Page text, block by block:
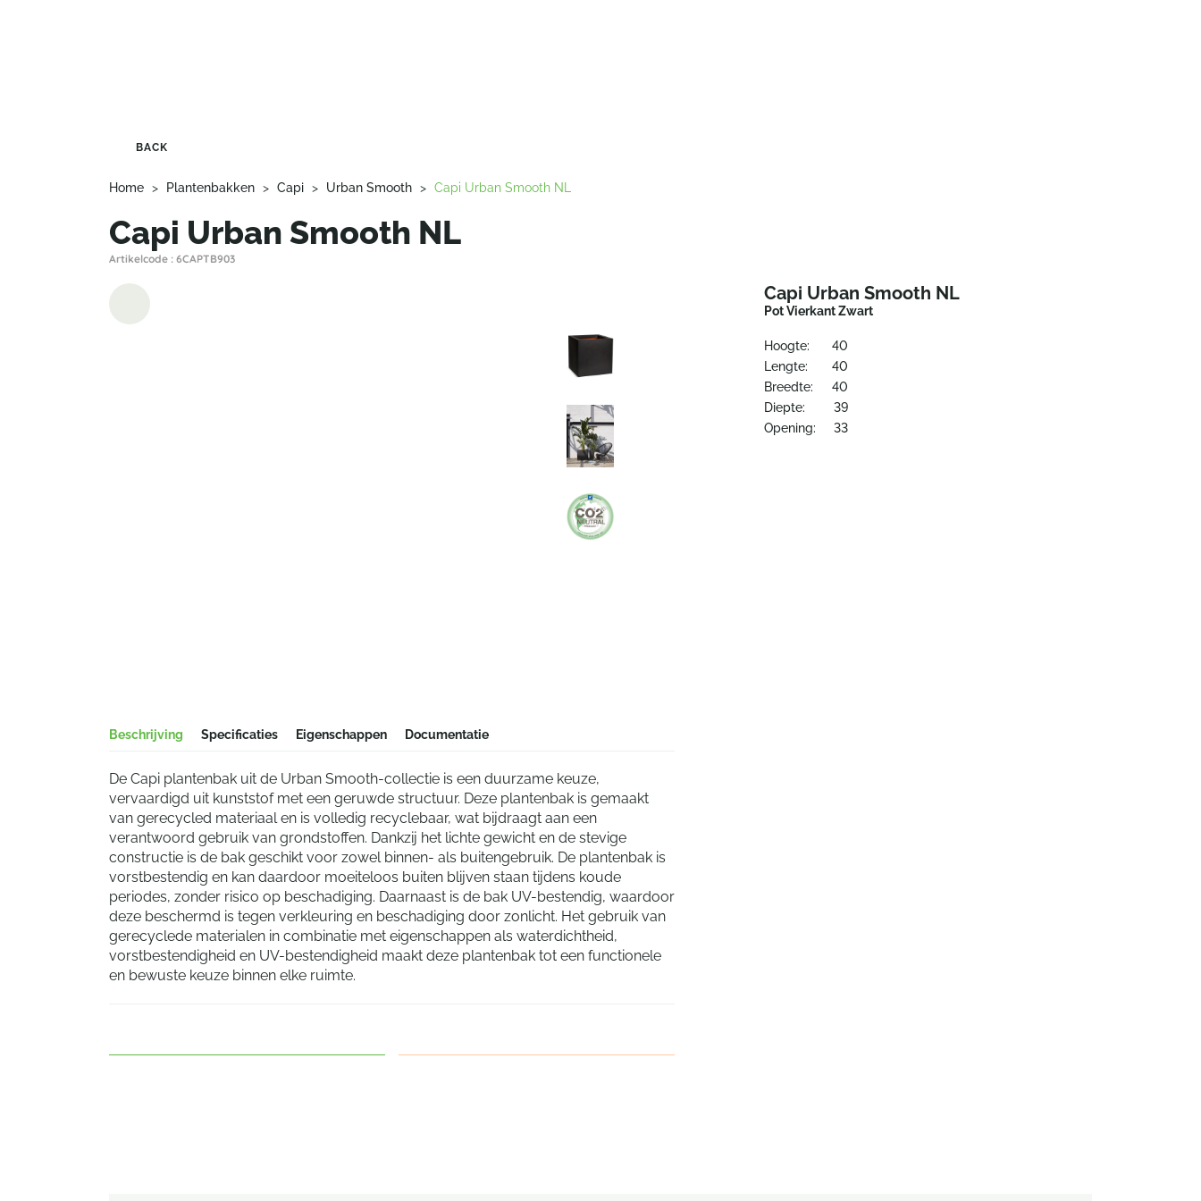
BACK
Home > Plantenbakken > Capi > Urban Smooth > Capi Urban Smooth NL
Capi Urban Smooth NL
Artikelcode : 6CAPTB903
Beschrijving Specificaties Eigenschappen Documentatie
De Capi plantenbak uit de Urban Smooth-collectie is een duurzame keuze,
vervaardigd uit kunststof met een geruwde structuur. Deze plantenbak is gemaakt
van gerecycled materiaal en is volledig recyclebaar, wat bijdraagt aan een
verantwoord gebruik van grondstoffen. Dankzij het lichte gewicht en de stevige
constructie is de bak geschikt voor zowel binnen- als buitengebruik. De plantenbak is
vorstbestendig en kan daardoor moeiteloos buiten blijven staan tijdens koude
periodes, zonder risico op beschadiging. Daarnaast is de bak UV-bestendig, waardoor
deze beschermd is tegen verkleuring en beschadiging door zonlicht. Het gebruik van
gerecyclede materialen in combinatie met eigenschappen als waterdichtheid,
vorstbestendigheid en UV-bestendigheid maakt deze plantenbak tot een functionele
en bewuste keuze binnen elke ruimte.
Capi Urban Smooth NL
Pot Vierkant Zwart
Hoogte:
40
Lengte:
40
Breedte:
40
Diepte:
39
Opening:
33